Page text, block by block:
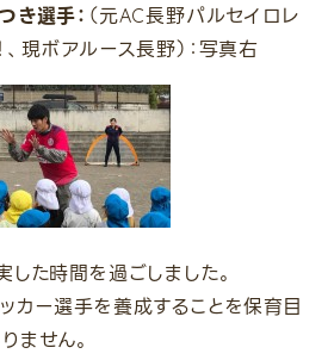
き選手： （元AC長野パルセイロレ
、現ボアルース長野）：写真右
した時間を過ごしました。
カー選手を養成することを保育目
ません。